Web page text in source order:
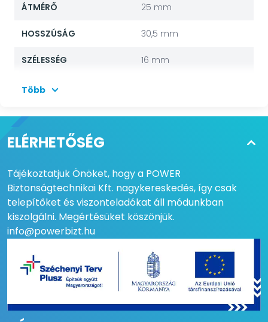
ÁTMÉRŐ 25 mm
HOSSZÚSÁG 30,5 mm
SZÉLESSÉG 16 mm
MAGASSÁG
Több
ELÉRHETŐSÉG
Tájékoztatjuk Önöket, hogy a POWER
Biztonságtechnikai Kft. nagykereskedés, így csak
telepítőket és viszonteladókat áll módunkban
kiszolgálni. Megértésüket köszönjük.
info@powerbizt.hu